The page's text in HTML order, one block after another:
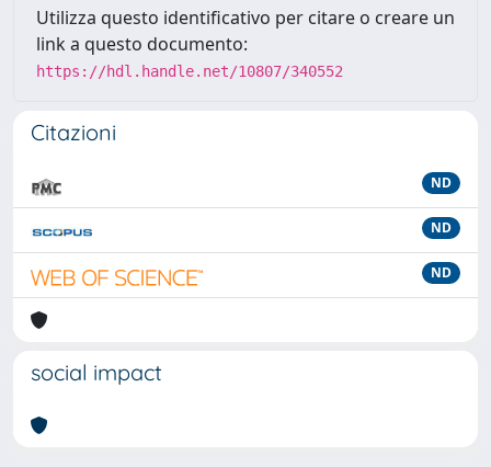
Utilizza questo identificativo per citare o creare un
link a questo documento:
https://hdl.handle.net/10807/340552
Citazioni
ND
ND
ND
social impact